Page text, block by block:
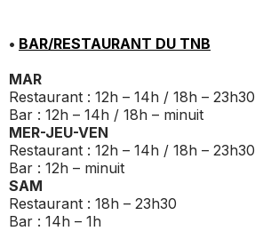
• BAR/RESTAURANT DU TNB
MAR
Restaurant : 12h – 14h / 18h – 23h30
Bar : 12h – 14h / 18h – minuit
MER-JEU-VEN
Restaurant : 12h – 14h / 18h – 23h30
Bar : 12h – minuit
SAM
Restaurant : 18h – 23h30
Bar : 14h – 1h